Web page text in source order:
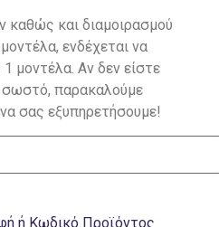
και διαμοιρασμού
ενδέχεται να
μοντέλα. Αν δεν είστε
σωστό, παρακαλούμε
σας εξυπηρετήσουμε!
ή Κωδικό Προϊόντος